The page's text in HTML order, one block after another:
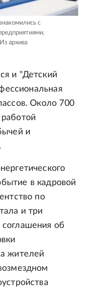
с
архива
и "Детский
Около 700
и
в кадровой
по
и три
об
жителей